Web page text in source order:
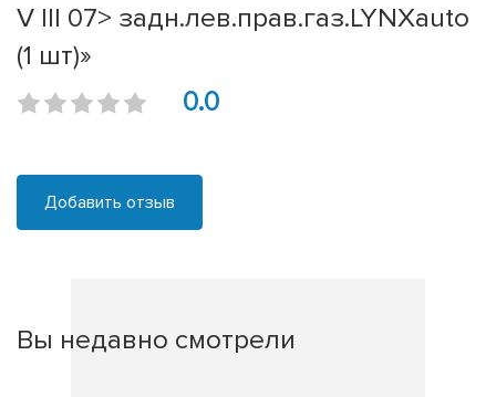
V III 07> задн.лев.прав.газ.LYNXauto
(1 шт)»
0.0
Добавить отзыв
Вы недавно смотрели